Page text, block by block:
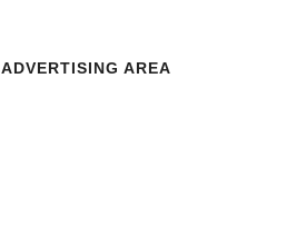
ADVERTISING AREA